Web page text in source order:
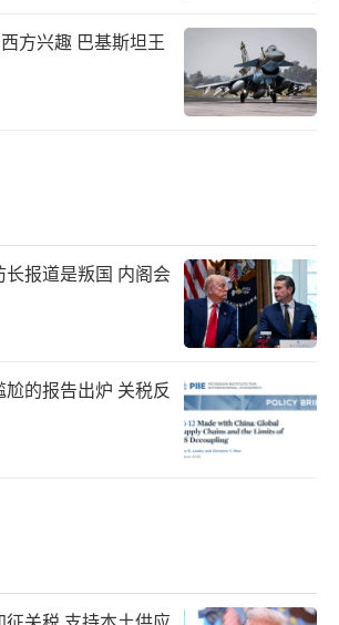
方兴趣 巴基斯坦王
报道是叛国 内阁会
的报告出炉 关税反